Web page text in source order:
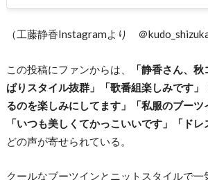
（工藤静香Instagramより ＠
この投稿にファンからは、
「静香さん、
ぱりスタイル抜群」「歌番組楽しみです
るのを楽しみにしてます」「私服のブーツ
「いつも美しくてかっこいいです」「ドレ
どの声が寄せられている。
クールなブーツインとニットスタイルで一